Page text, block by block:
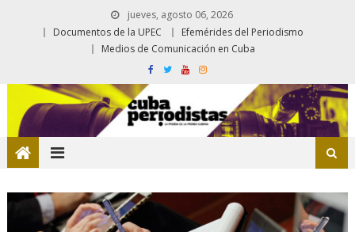
jueves, agosto 06, 2026
Documentos de la UPEC
Efemérides del Periodismo
Medios de Comunicación en Cuba